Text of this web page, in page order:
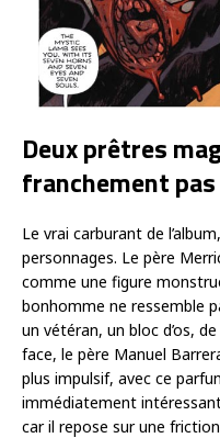
Deux prêtres
franchement
Le vrai carburant de
personnages. Le père
comme une figure
bonhomme ne ressemble
un vétéran, un bloc d’os,
face, le père Manuel
plus impulsif, avec ce
immédiatement
car il repose sur une